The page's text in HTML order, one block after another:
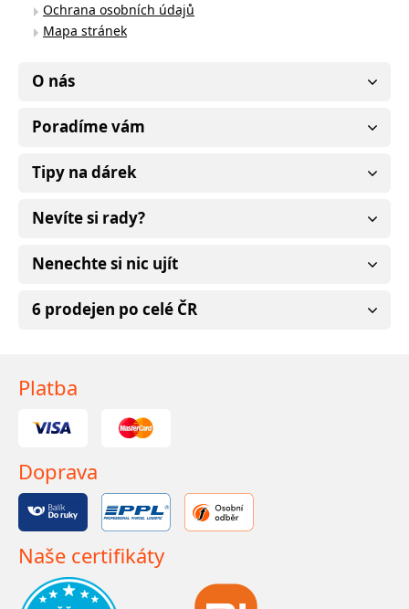
Ochrana osobních údajů
Mapa stránek
O nás
Poradíme vám
Tipy na dárek
Nevíte si rady?
Nenechte si nic ujít
6 prodejen po celé ČR
Platba
Doprava
Naše certifikáty